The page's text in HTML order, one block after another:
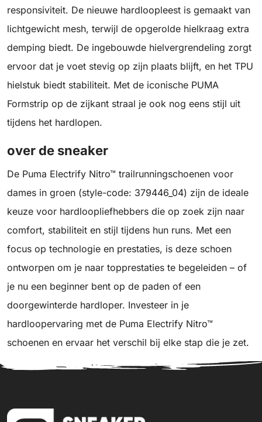
responsiviteit. De nieuwe hardloopleest is gemaakt van
lichtgewicht mesh, terwijl de opgerolde hielkraag extra
demping biedt. De ingebouwde hielvergrendeling zorgt
ervoor dat je voet stevig op zijn plaats blijft, en het TPU
hielstuk biedt stabiliteit. Met de iconische PUMA
Formstrip op de zijkant straal je ook nog eens stijl uit
tijdens het hardlopen.
over de sneaker
De Puma Electrify Nitro™ trailrunningschoenen voor
dames in groen (style-code: 379446_04) zijn de ideale
keuze voor hardloopliefhebbers die op zoek zijn naar
comfort, stabiliteit en stijl tijdens hun runs. Met een
focus op technologie en prestaties, is deze schoen
ontworpen om je naar topprestaties te begeleiden – of
je nu een beginner bent op de paden of een
doorgewinterde hardloper. Investeer in je
hardloopervaring met de Puma Electrify Nitro™
schoenen en ervaar het verschil bij elke stap die je zet.